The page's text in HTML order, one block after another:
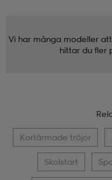
Vi har många modeller
hittar du fler
Kortärmade tröjor
Skolstart